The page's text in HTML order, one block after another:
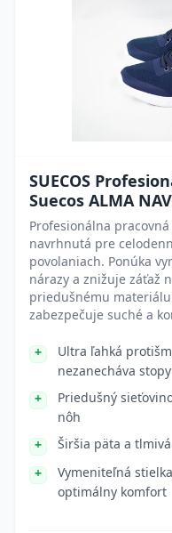
SUECOS
Suecos ALMA
Profesionálna pracovná
navrhnutá pre
povolaniach. Ponúka
nárazy a znižuje záťaž
priedušnému
zabezpečuje suché a
Ultra ľahká
nezanecháva stopy
Priedušný
nôh
Širšia päta a
Vymeniteľná
optimálny komfort